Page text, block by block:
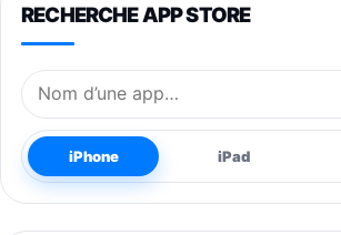
RECHERCHE APP STORE
Nom de l’application
iPhone iPad